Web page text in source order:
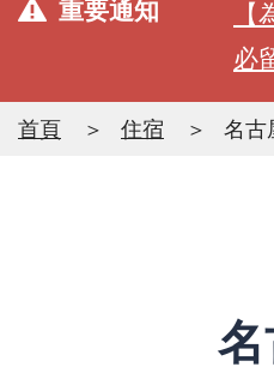
重要通知
必
首頁 住宿 名古